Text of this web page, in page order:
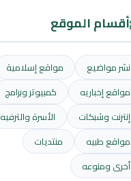
أقسام الموقع
نشر مواضيع
مواقع إسلامية
مواقع إخباريه
كمبيوتر وبرامج
إنترنت وشبكات
الأسرة والترفيه
مواقع طبيه
منتديات
أخرى ومنوعه